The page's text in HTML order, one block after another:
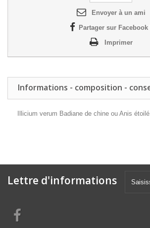
Envoyer à un ami
Partager sur Facebook
Imprimer
Informations - composition -
Illicium verum Badiane de chine ou Anis
Lettre d'informations